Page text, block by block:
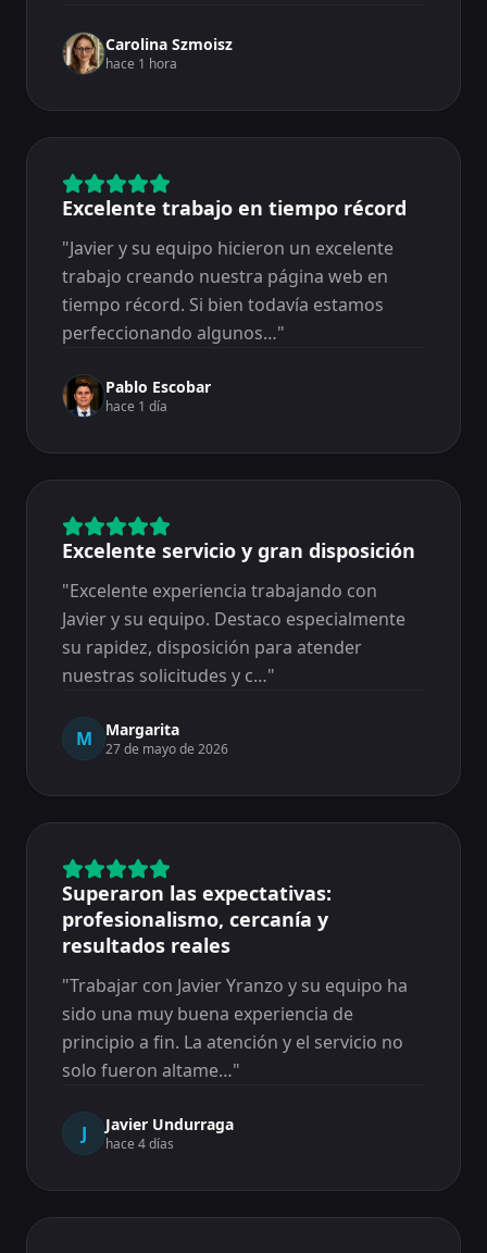
Carolina Szmoisz
hace 1 hora
Excelente trabajo en tiempo récord
"Javier y su equipo hicieron un excelente
trabajo creando nuestra página web en
tiempo récord. Si bien todavía estamos
perfeccionando algunos…"
Pablo Escobar
hace 1 día
Excelente servicio y gran disposición
"Excelente experiencia trabajando con
Javier y su equipo. Destaco especialmente
su rapidez, disposición para atender
nuestras solicitudes y c…"
M Margarita
27 de mayo de 2026
Superaron las expectativas:
profesionalismo, cercanía y
resultados reales
"Trabajar con Javier Yranzo y su equipo ha
sido una muy buena experiencia de
principio a fin. La atención y el servicio no
solo fueron altame…"
J Javier Undurraga
hace 4 días